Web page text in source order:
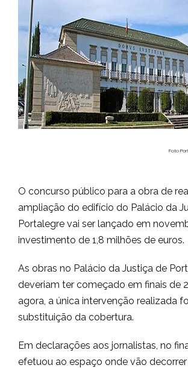
Foto
O concurso público para a obra de
ampliação do edifício do Palácio da
Portalegre vai ser lançado em
investimento de 1,8 milhões de euros.
As obras no Palácio da Justiça de
deveriam ter começado em finais de
agora, a única intervenção realizada
substituição da cobertura.
Em declarações aos jornalistas, no
efetuou ao espaço onde vão decorrer